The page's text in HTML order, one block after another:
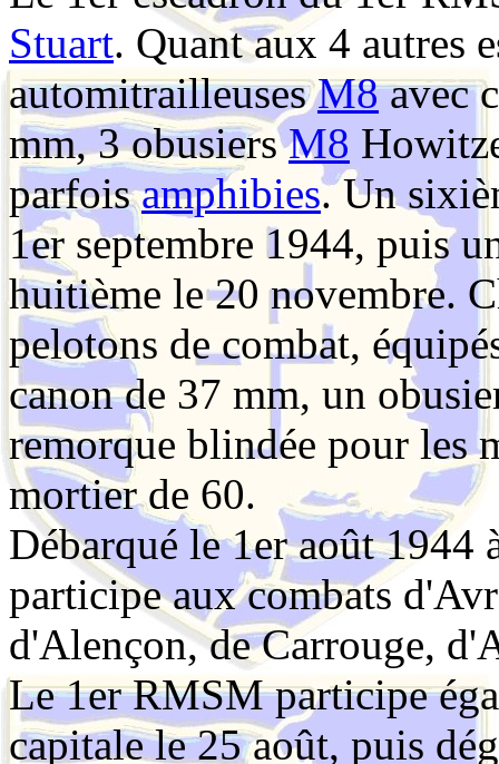
Stuart. Quant aux 4 autres
automitrailleusesM8avec
mm, 3 obusiersM8
parfoisamphibies. Un
1er septembre 1944, puis
huitième le 20 novembre.
pelotons de combat,
canon de 37 mm, un
remorque blindée pour les
mortier de 60.
Débarqué le 1er août 1944
participe aux combats
d'Alençon, de Carrouge,
Le 1er RMSM participe
capitale le 25 août, puis